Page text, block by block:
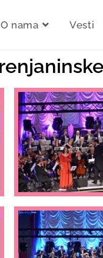
O nama Vesti